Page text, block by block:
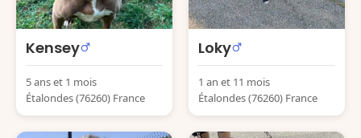
Kensey
5 ans et 1 mois
Étalondes (76260) France
Loky
1 an et 11 mois
Étalondes (76260) France